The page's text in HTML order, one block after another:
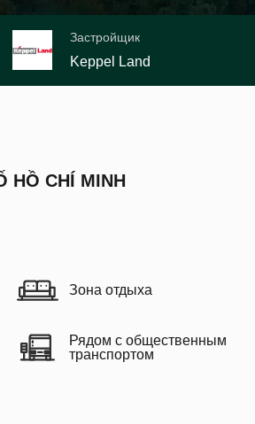
Застройщик
Keppel Land
HỒ CHÍ MINH
Зона отдыха
Рядом с общественным
транспортом